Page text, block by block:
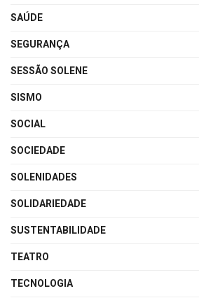
SAÚDE
SEGURANÇA
SESSÃO SOLENE
SISMO
SOCIAL
SOCIEDADE
SOLENIDADES
SOLIDARIEDADE
SUSTENTABILIDADE
TEATRO
TECNOLOGIA